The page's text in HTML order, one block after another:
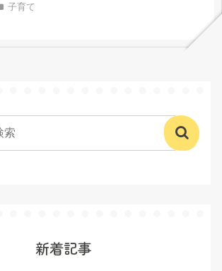
子育て
新着記事